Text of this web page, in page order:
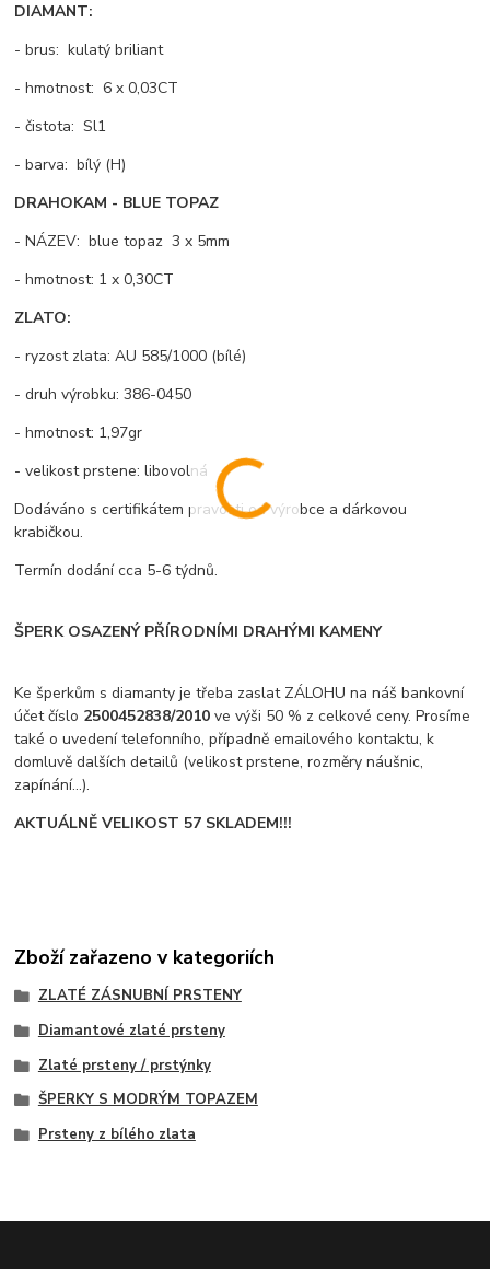
DIAMANT:
- brus: kulatý briliant
- hmotnost: 6 x 0,03CT
- čistota: Sl1
- barva: bílý (H)
DRAHOKAM - BLUE TOPAZ
- NÁZEV: blue topaz 3 x 5mm
- hmotnost: 1 x 0,30CT
ZLATO:
- ryzost zlata: AU 585/1000 (bílé)
- druh výrobku: 386-0450
- hmotnost: 1,97gr
- velikost prstene: libovolná
Dodáváno s certifikátem pravosti od výrobce a dárkovou
krabičkou.
Termín dodání cca 5-6 týdnů.
ŠPERK OSAZENÝ PŘÍRODNÍMI DRAHÝMI KAMENY
Ke šperkům s diamanty je třeba zaslat ZÁLOHU na náš bankovní
účet číslo 2500452838/2010 ve výši 50 % z celkové ceny. Prosíme
také o uvedení telefonního, případně emailového kontaktu, k
domluvě dalších detailů (velikost prstene, rozměry náušnic,
zapínání...).
AKTUÁLNĚ VELIKOST 57 SKLADEM!!!
Zboží zařazeno v kategoriích
ZLATÉ ZÁSNUBNÍ PRSTENY
Diamantové zlaté prsteny
Zlaté prsteny / prstýnky
ŠPERKY S MODRÝM TOPAZEM
Prsteny z bílého zlata